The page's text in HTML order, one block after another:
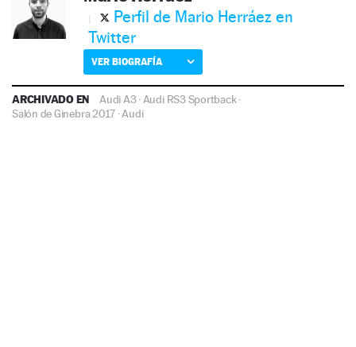
Perfil de Mario Herráez en
Twitter
VER BIOGRAFÍA
ARCHIVADO EN Audi A3· Audi RS3 Sportback ·
Salón de Ginebra 2017 ·Audi